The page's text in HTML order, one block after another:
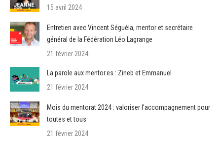
15 avril 2024
Entretien avec Vincent Séguéla, mentor et secrétaire
général de la Fédération Léo Lagrange
21 février 2024
La parole aux mentor.es : Zineb et Emmanuel
21 février 2024
Mois du mentorat 2024 : valoriser l’accompagnement pour
toutes et tous
21 février 2024